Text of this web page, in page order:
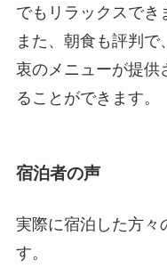
でもリラックスでき
また、朝食も評判
衷のメニューが提供
ることができます。
宿泊者の声
実際に宿泊した方々
す。